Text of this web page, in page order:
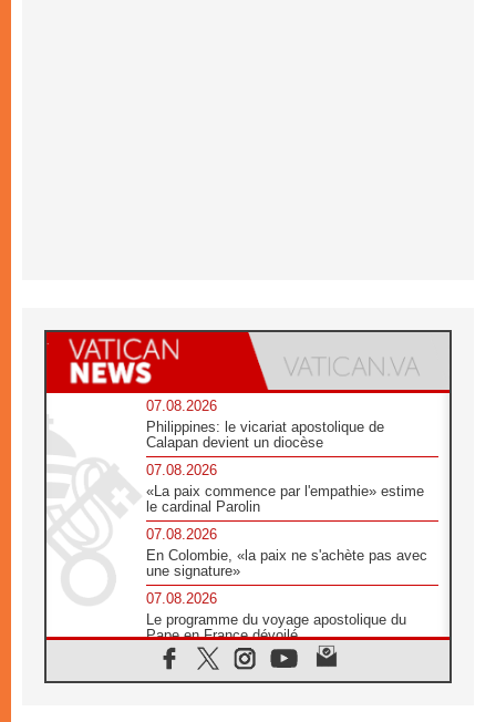
07.08.2026
Philippines: le vicariat apostolique de
Calapan devient un diocèse
07.08.2026
«La paix commence par l'empathie» estime
le cardinal Parolin
07.08.2026
En Colombie, «la paix ne s'achète pas avec
une signature»
07.08.2026
Le programme du voyage apostolique du
Pape en France dévoilé
07.08.2026
1ère Conférence continentale sur l'éducation